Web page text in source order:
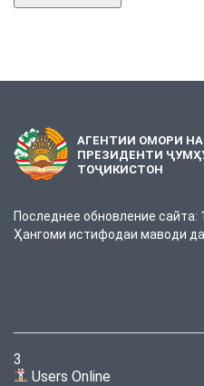
АГЕНТИИ ОМОРИ
ПРЕЗИДЕНТИ
ТОҶИКИСТОН
Последнее обновление сайта:
Ҳангоми истифодаи маводи
3
Users Online